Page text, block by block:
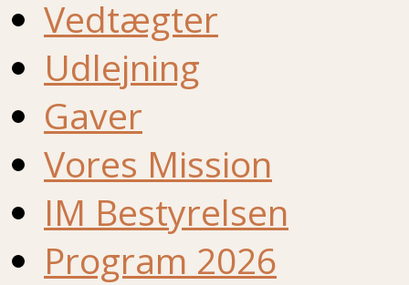
Vedtægter
Udlejning
Gaver
Vores Mission
IM Bestyrelsen
Program 2026